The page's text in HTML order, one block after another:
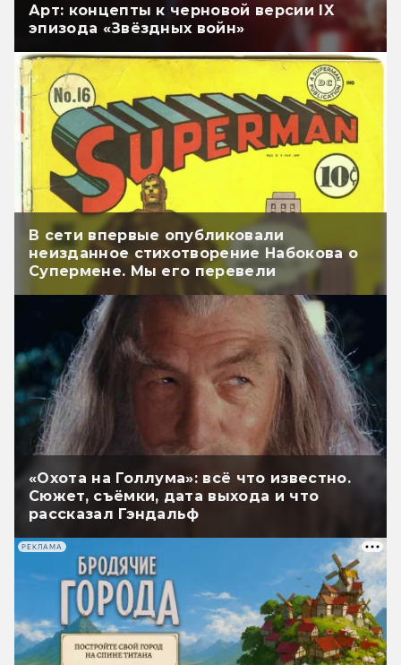
Арт: концепты к черновой версии IX
эпизода «Звёздных войн»
В сети впервые опубликовали
неизданное стихотворение Набокова о
Супермене. Мы его перевели
«Охота на Голлума»: всё что известно.
Сюжет, съёмки, дата выхода и что
рассказал Гэндальф
РЕКЛАМА